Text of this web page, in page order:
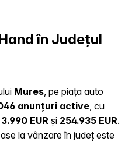
în Județul
Mures , pe piața auto
anunțuri active , cu
3.990 EUR și 254.935 EUR.
la vânzare în județ este